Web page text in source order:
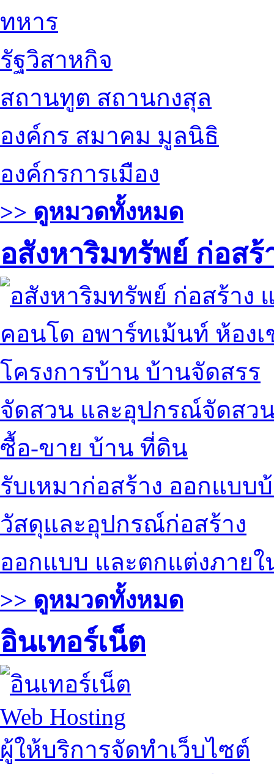
ทหาร
รัฐวิสาหกิจ
สถานทูต สถานกงสุล
องค์กร สมาคม มูลนิธิ
องค์กรการเมือง
>> ดูหมวดทั้งหมด
อสังหาริมทรัพย์ ก่อส
คอนโด อพาร์ทเม้นท์ ห้องเ
โครงการบ้าน บ้านจัดสรร
จัดสวน และอุปกรณ์จัดสว
ซื้อ-ขาย บ้าน ที่ดิน
รับเหมาก่อสร้าง ออกแบบ
วัสดุและอุปกรณ์ก่อสร้าง
ออกแบบ และตกแต่งภายใ
>> ดูหมวดทั้งหมด
อินเทอร์เน็ต
Web Hosting
ผู้ให้บริการจัดทำเว็บไซต์